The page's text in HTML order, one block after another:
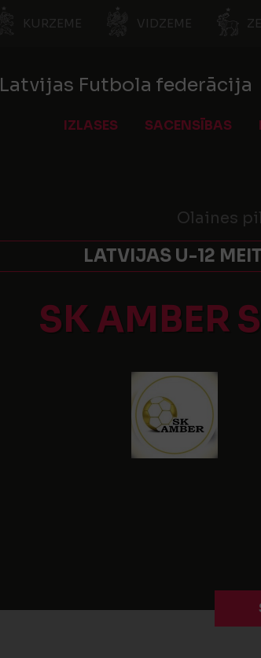
KURZEME VIDZEME
Latvijas Futbola federācija
IZLASES SACENSĪBAS
Olaines
LATVIJAS U-12
SK AMBER